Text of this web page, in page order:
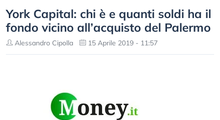
York Capital: chi è e quanti soldi ha il
fondo vicino all’acquisto del Palermo
Alessandro Cipolla 15 Aprile 2019 - 11:57